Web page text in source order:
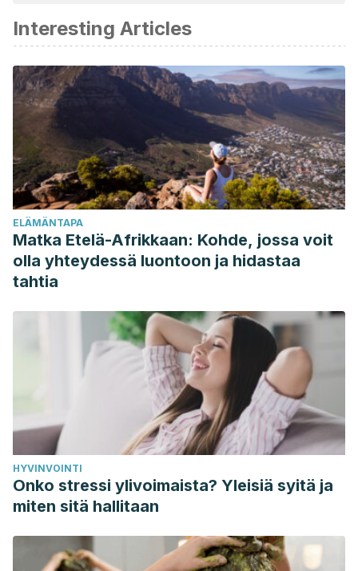
Logan, A. C., & Wong, C. (2001). Chronic fatigue syndrome:
Oxidative stress and dietary modifications. Alternative
Medicine Review.https://doi.org/10.2337/dc08-s246
Berstad, A., Undseth, R., Lind, R., & Valeur, J. (2012).
Functional bowel symptoms, fibromyalgia and fatigue: A
food-induced triad? Scandinavian Journal of
Gastroenterology.
https://doi.org/10.3109/00365521.2012.690045
Van’T Leven, M., Zielhuis, G. A., Van Der Meer, J. W.,
Verbeek, A. L., & Bleijenberg, G. (2010). Fatigue and
chronic fatigue syndrome-like complaints in the general
population*. European Journal of Public Health.
Interesting Articles
ELÄMÄNTAPA
Matka Etelä-Afrikkaan: Kohde, jossa voit
olla yhteydessä luontoon ja hidastaa
tahtia
HYVINVOINTI
Onko stressi ylivoimaista? Yleisiä syitä ja
miten sitä hallitaan